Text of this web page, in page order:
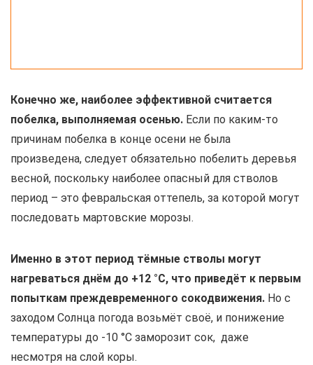
Конечно же, наиболее эффективной считается
побелка, выполняемая осенью. Если по каким-то
причинам побелка в конце осени не была
произведена, следует обязательно побелить деревья
весной, поскольку наиболее опасный для стволов
период – это февральская оттепель, за которой могут
последовать мартовские морозы.
Именно в этот период тёмные стволы могут
нагреваться днём до +12 °С, что приведёт к первым
попыткам преждевременного сокодвижения. Но с
заходом Солнца погода возьмёт своё, и понижение
температуры до -10 °С заморозит сок, даже
несмотря на слой коры.